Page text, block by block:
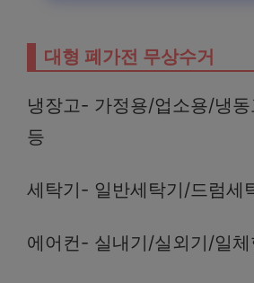
대형 폐가전 무상수거
냉장고- 가정용/업소용/냉
등
세탁기- 일반세탁기/드럼세
에어컨- 실내기/실외기/일체